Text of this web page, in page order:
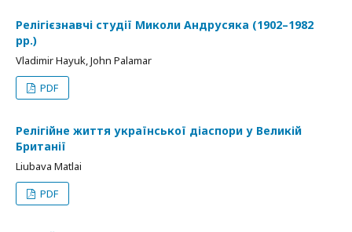
Релігієзнавчі студії Миколи Андрусяка (1902–1982
рр.)
Vladimir Hayuk, John Palamar
PDF
Релігійне життя української діаспори у Великій
Британії
Liubava Matlai
PDF